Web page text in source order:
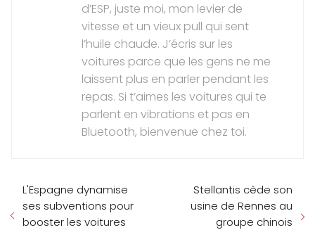
d’ESP, juste moi, mon levier de
vitesse et un vieux pull qui sent
l’huile chaude. J’écris sur les
voitures parce que les gens ne me
laissent plus en parler pendant les
repas. Si t’aimes les voitures qui te
parlent en vibrations et pas en
Bluetooth, bienvenue chez toi.
L'Espagne dynamise
ses subventions pour
booster les voitures
Stellantis cède son
usine de Rennes au
groupe chinois